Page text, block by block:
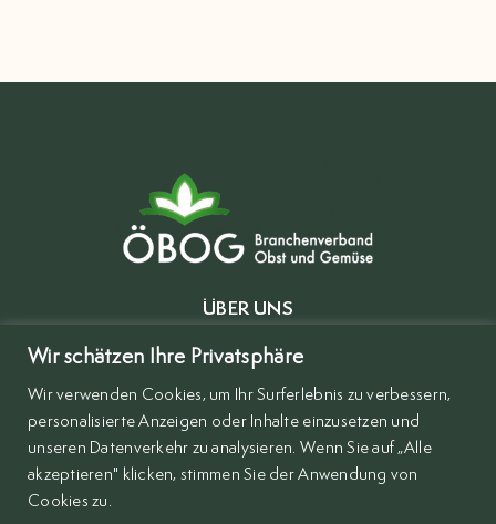
Wir schätzen Ihre Privatsphäre
Wir verwenden Cookies, um Ihr Surferlebnis zu verbessern,
personalisierte Anzeigen oder Inhalte einzusetzen und
unseren Datenverkehr zu analysieren. Wenn Sie auf „Alle
akzeptieren" klicken, stimmen Sie der Anwendung von
Cookies zu.
ÜBER UNS
MITGLIEDER
BRANCHENVERZEICHNIS
KONTAKT